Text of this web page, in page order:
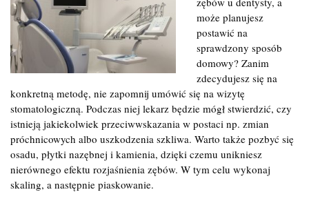
może planujesz
postawić na
sprawdzony sposób
domowy? Zanim
zdecydujesz się na
konkretną metodę, nie zapomnij umówić się na wizytę
stomatologiczną. Podczas niej lekarz będzie mógł stwierdzić, czy
istnieją jakiekolwiek przeciwwskazania w postaci np. zmian
próchnicowych albo uszkodzenia szkliwa. Warto także pozbyć się
osadu, płytki nazębnej i kamienia, dzięki czemu unikniesz
nierównego efektu rozjaśnienia zębów. W tym celu wykonaj
skaling, a następnie piaskowanie.